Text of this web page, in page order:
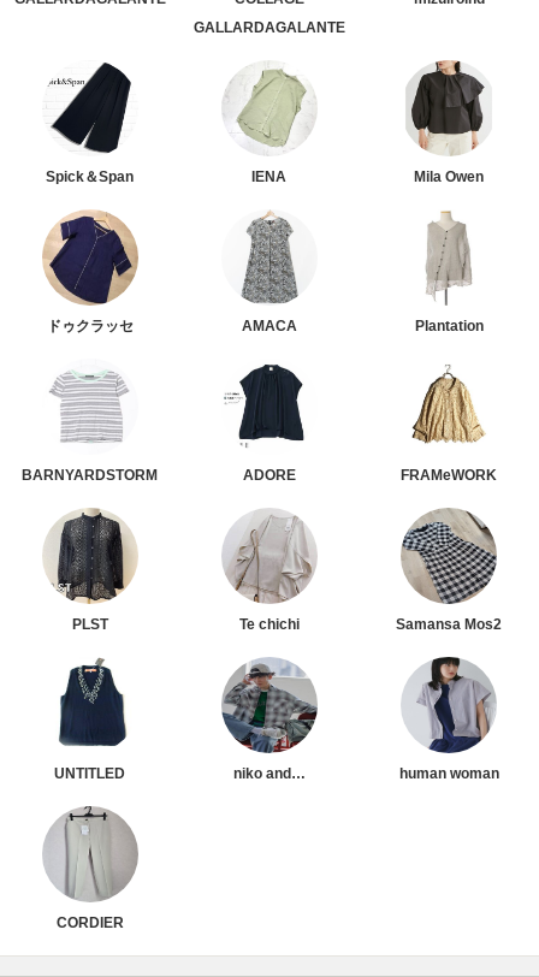
GALLARDAGALANTE
Spick＆Span IENA Mila Owen
ドゥクラッセ AMACA Plantation
BARNYARDSTORM ADORE FRAMeWORK
PLST Te chichi Samansa Mos2
UNTITLED niko and… human woman
CORDIER